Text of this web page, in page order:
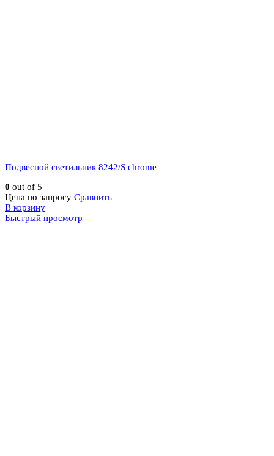
Подвесной светильник 8242/S chrome
0 out of 5
Цена по запросу Сравнить
В корзину
Быстрый просмотр